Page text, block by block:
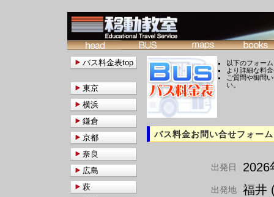
以下のフォー
より詳細な料
ご質問や御問
い。
バス料金お問い合せフォーム
出発日 2026
出発地 福井
バス料金表top
東京
横浜
鎌倉
京都
奈良
広島
萩